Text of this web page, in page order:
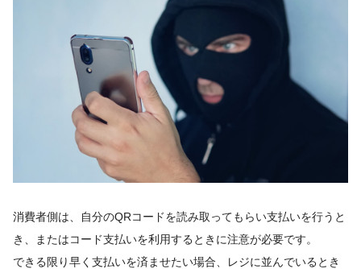
消費者側は、自分のQRコードを読み取ってもらい支払いを行うと
き、またはコード支払いを利用するときに注意が必要です。
できる限り早く支払いを済ませたい場合、レジに並んでいるとき